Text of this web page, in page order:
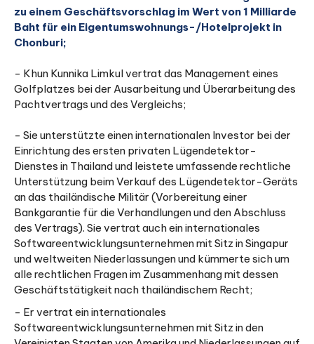
zu einem Geschäftsvorschlag im Wert von 1 Milliarde
Baht für ein Eigentumswohnungs-/Hotelprojekt in
Chonburi;
- Khun Kunnika Limkul vertrat das Management eines
Golfplatzes bei der Ausarbeitung und Überarbeitung des
Pachtvertrags und des Vergleichs;
- Sie unterstützte einen internationalen Investor bei der
Einrichtung des ersten privaten Lügendetektor-
Dienstes in Thailand und leistete umfassende rechtliche
Unterstützung beim Verkauf des Lügendetektor-Geräts
an das thailändische Militär (Vorbereitung einer
Bankgarantie für die Verhandlungen und den Abschluss
des Vertrags). Sie vertrat auch ein internationales
Softwareentwicklungsunternehmen mit Sitz in Singapur
und weltweiten Niederlassungen und kümmerte sich um
alle rechtlichen Fragen im Zusammenhang mit dessen
Geschäftstätigkeit nach thailändischem Recht;
- Er vertrat ein internationales
Softwareentwicklungsunternehmen mit Sitz in den